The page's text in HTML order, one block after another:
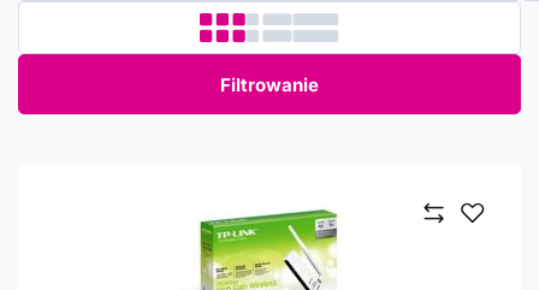
Filtrowanie